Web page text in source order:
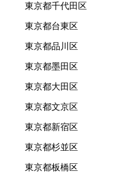
東京都千代田区
東京都台東区
東京都品川区
東京都墨田区
東京都大田区
東京都文京区
東京都新宿区
東京都杉並区
東京都板橋区